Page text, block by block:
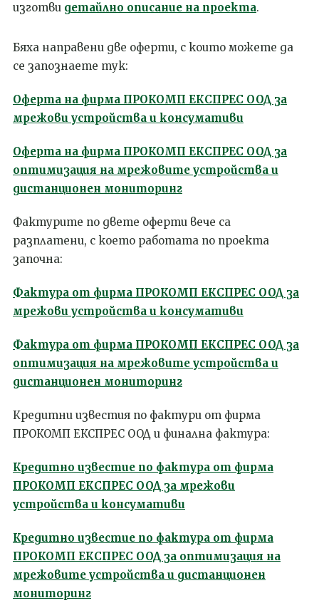
изготви детайлно описание на проекта.
Бяха направени две оферти, с които можете да
се запознаете тук:
Оферта на фирма ПРОКОМП ЕКСПРЕС ООД за
мрежови устройства и консумативи
Оферта на фирма ПРОКОМП ЕКСПРЕС ООД за
оптимизация на мрежовите устройства и
дистанционен мониторинг
Фактурите по двете оферти вече са
разплатени, с което работата по проекта
започна:
Фактура от фирма ПРОКОМП ЕКСПРЕС ООД за
мрежови устройства и консумативи
Фактура от фирма ПРОКОМП ЕКСПРЕС ООД за
оптимизация на мрежовите устройства и
дистанционен мониторинг
Кредитни известия по фактури от фирма
ПРОКОМП ЕКСПРЕС ООД и финална фактура:
Кредитно известие по фактура от фирма
ПРОКОМП ЕКСПРЕС ООД за мрежови
устройства и консумативи
Кредитно известие по фактура от фирма
ПРОКОМП ЕКСПРЕС ООД за оптимизация на
мрежовите устройства и дистанционен
мониторинг